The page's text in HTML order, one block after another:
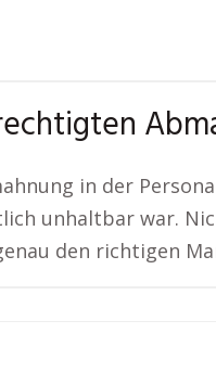
in der
unhaltbar war.
den richtigen